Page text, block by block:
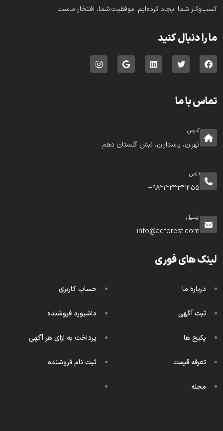
کسب‌وکار شما ایجاد کرده‌ایم. موفقیت شما، افتخار ماست.
ما را دنبال کنید
تماس با ما
آدرس
تهران، پاسداران، نبش گلستان دهم
تلفن
982122334455+
ایمیل
info@adforest.com
لینک های فوری
درباره ما
ثبت آگهی
پکیج ها
تعرفه قیمت
مجله
حساب کاربری
داشبورد فروشنده
پرداخت به ازای هر آگهی
ثبت نام فروشنده